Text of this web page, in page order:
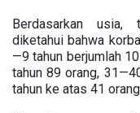
Berdasarkan usia,
diketahui bahwa
—9 tahun berjumlah
tahun 89 orang,
tahun ke atas 41